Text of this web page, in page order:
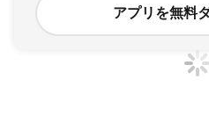
アプリを無料